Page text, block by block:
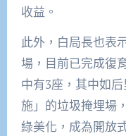
收益。
此外，白局長也表
場，目前已完成復
中有3座，其中如
施」的垃圾掩埋場
綠美化，成為開放